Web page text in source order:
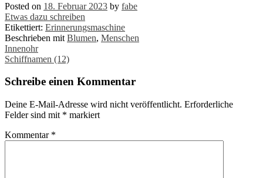
Posted on 18. Februar 2023 by fabe
Etwas dazu schreiben
Etikettiert: Erinnerungsmaschine
Beschrieben mit Blumen, Menschen
Post
navigation
Innenohr
Schiffnamen (12)
Schreibe einen Kommentar
Deine E-Mail-Adresse wird nicht veröffentlicht. Erforderliche
Felder sind mit * markiert
Kommentar *